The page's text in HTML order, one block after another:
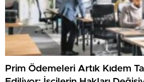
Prim Ödemeleri Artık Kıdem